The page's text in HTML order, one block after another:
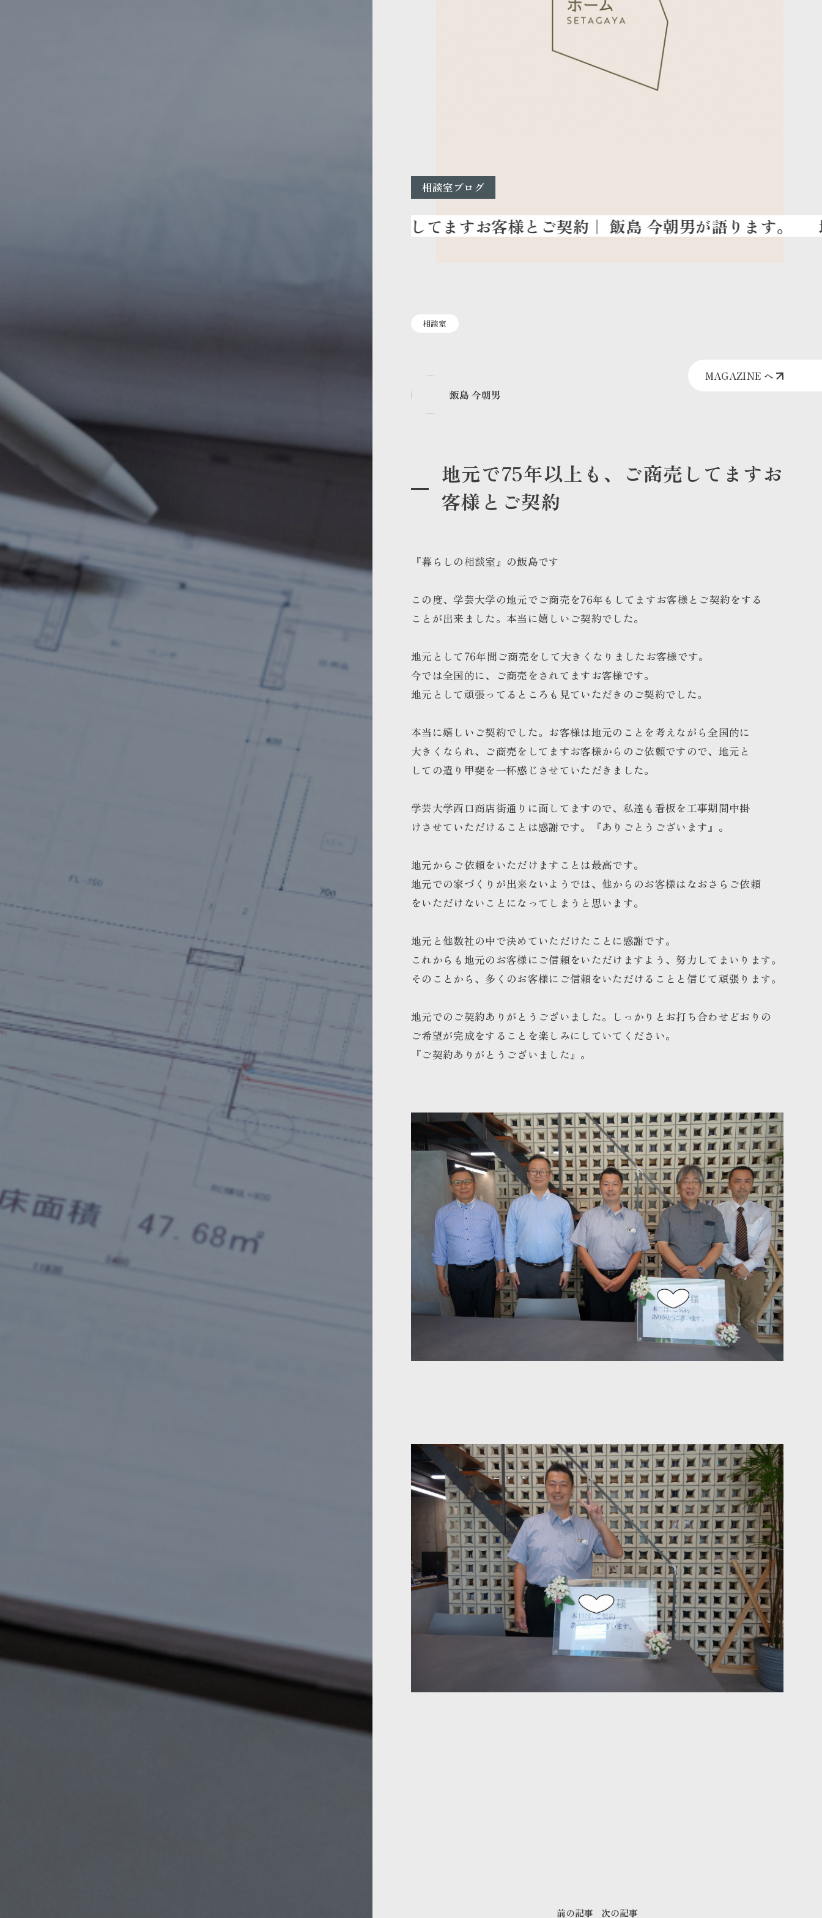
相談室ブログ
地元から全
相談室
MAGAZINE へ
飯島 今朝男
地元で75年以上も、ご商売してますお
客様とご契約
『暮らしの相談室』の飯島です
この度、学芸大学の地元でご商売を76年もしてますお客様とご契約をする
ことが出来ました。本当に嬉しいご契約でした。
地元として76年間ご商売をして大きくなりましたお客様です。
今では全国的に、ご商売をされてますお客様です。
地元として頑張ってるところも見ていただきのご契約でした。
本当に嬉しいご契約でした。お客様は地元のことを考えながら全国的に
大きくなられ、ご商売をしてますお客様からのご依頼ですので、地元と
しての遣り甲斐を一杯感じさせていただきました。
学芸大学西口商店街通りに面してますので、私達も看板を工事期間中掛
けさせていただけることは感謝です。『ありごとうございます』。
地元からご依頼をいただけますことは最高です。
地元での家づくりが出来ないようでは、他からのお客様はなおさらご依頼
をいただけないことになってしまうと思います。
地元と他数社の中で決めていただけたことに感謝です。
これからも地元のお客様にご信頼をいただけますよう、努力してまいります。
そのことから、多くのお客様にご信頼をいただけることと信じて頑張ります。
地元でのご契約ありがとうございました。しっかりとお打ち合わせどおりの
ご希望が完成をすることを楽しみにしていてください。
『ご契約ありがとうございました』。
前の記事 次の記事